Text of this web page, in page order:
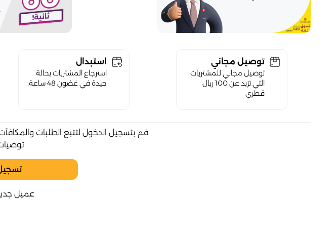
توصيل مجاني
توصيل مجاني للمشتريات
التي تزيد عن 100 ريال
قطري
استبدال
استرجاع المشتريات بحالة
جيدة في غضون 48 ساعة.
قم بتسجيل الدخول لتتبع الطلبات
عميل